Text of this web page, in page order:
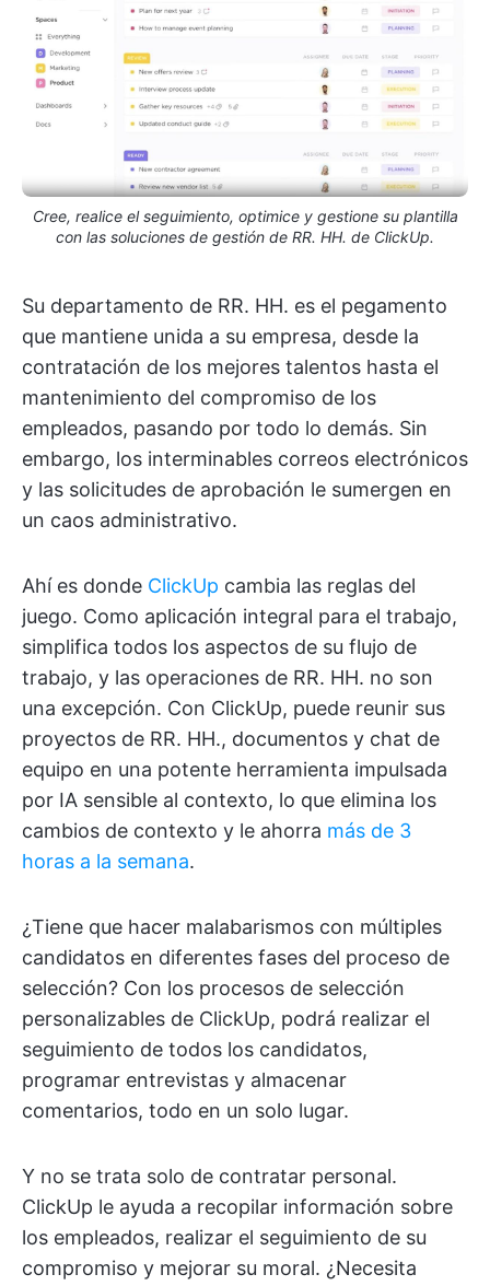
Cree, realice el seguimiento, optimice y gestione su plantilla
con las soluciones de gestión de RR. HH. de ClickUp.
Su departamento de RR. HH. es el pegamento
que mantiene unida a su empresa, desde la
contratación de los mejores talentos hasta el
mantenimiento del compromiso de los
empleados, pasando por todo lo demás. Sin
embargo, los interminables correos electrónicos
y las solicitudes de aprobación le sumergen en
un caos administrativo.
Ahí es donde ClickUp cambia las reglas del
juego. Como aplicación integral para el trabajo,
simplifica todos los aspectos de su flujo de
trabajo, y las operaciones de RR. HH. no son
una excepción. Con ClickUp, puede reunir sus
proyectos de RR. HH., documentos y chat de
equipo en una potente herramienta impulsada
por IA sensible al contexto, lo que elimina los
cambios de contexto y le ahorra más de 3
horas a la semana.
¿Tiene que hacer malabarismos con múltiples
candidatos en diferentes fases del proceso de
selección? Con los procesos de selección
personalizables de ClickUp, podrá realizar el
seguimiento de todos los candidatos,
programar entrevistas y almacenar
comentarios, todo en un solo lugar.
Y no se trata solo de contratar personal.
ClickUp le ayuda a recopilar información sobre
los empleados, realizar el seguimiento de su
compromiso y mejorar su moral. ¿Necesita